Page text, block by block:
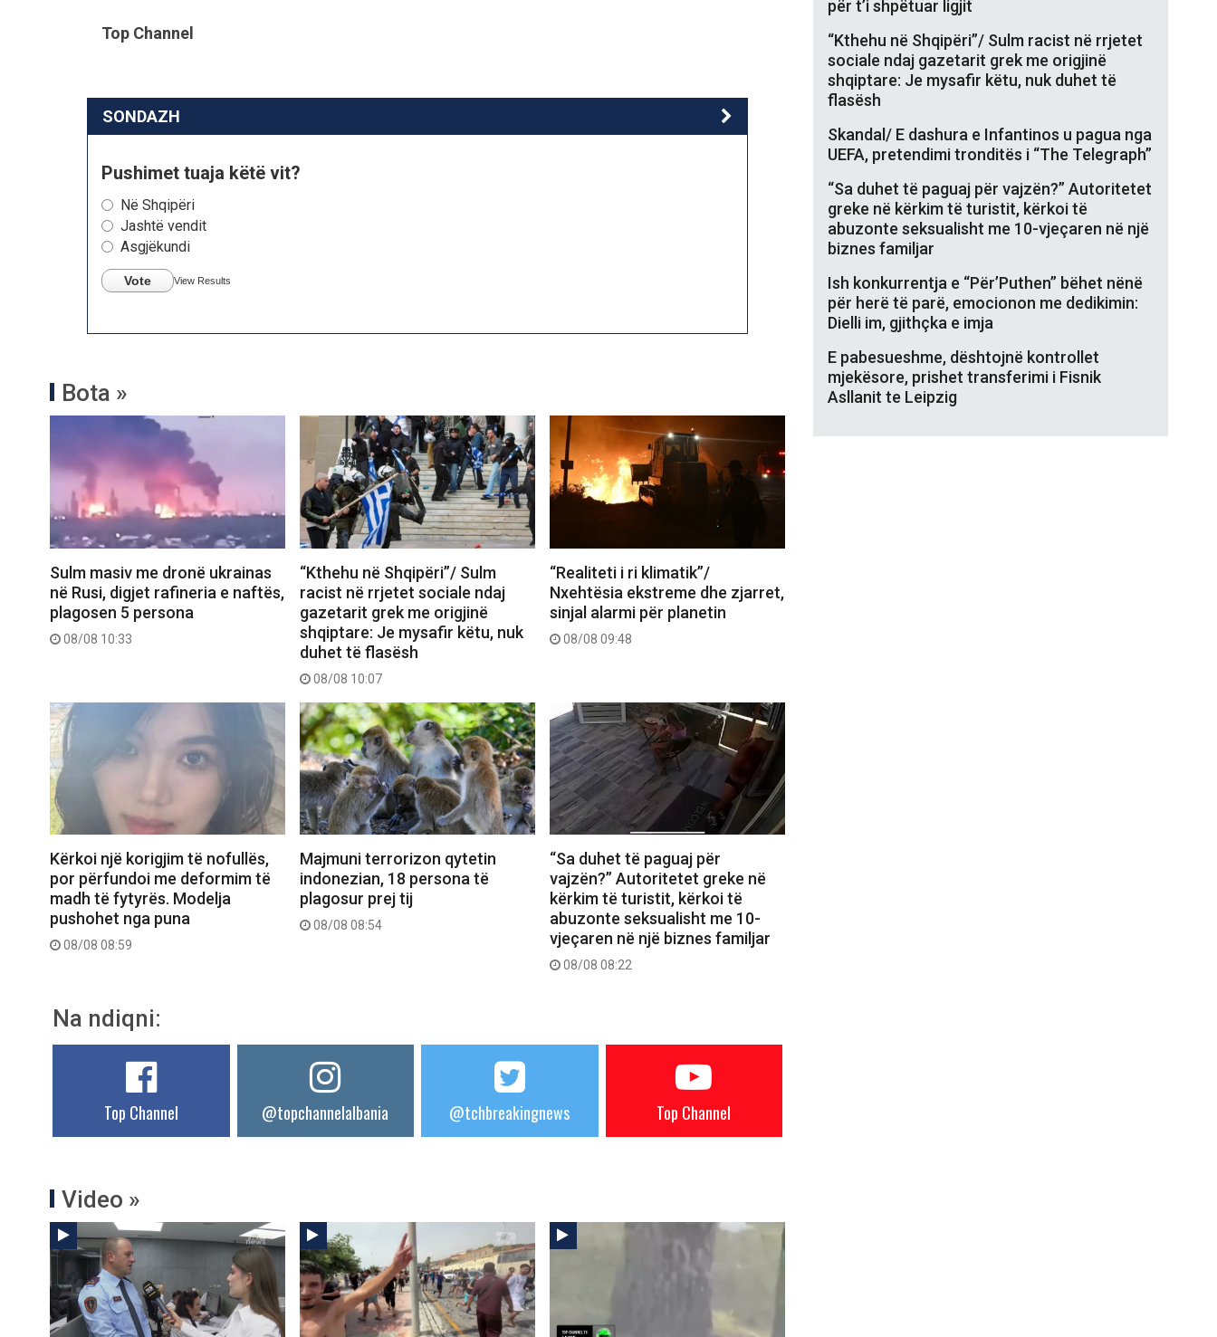
Top Channel
SONDAZH
Pushimet tuaja këtë vit?
Në Shqipëri
Jashtë vendit
Asgjëkundi
Vote View Results
Bota »
Sulm masiv me dronë ukrainas
në Rusi, digjet rafineria e naftës,
plagosen 5 persona
08/08 10:33
“Kthehu në Shqipëri”/ Sulm
racist në rrjetet sociale ndaj
gazetarit grek me origjinë
shqiptare: Je mysafir këtu, nuk
duhet të flasësh
08/08 10:07
“Realiteti i ri klimatik”/
Nxehtësia ekstreme dhe zjarret,
sinjal alarmi për planetin
08/08 09:48
Kërkoi një korigjim të nofullës,
por përfundoi me deformim të
madh të fytyrës. Modelja
pushohet nga puna
08/08 08:59
Majmuni terrorizon qytetin
indonezian, 18 persona të
plagosur prej tij
08/08 08:54
“Sa duhet të paguaj për
vajzën?” Autoritetet greke në
kërkim të turistit, kërkoi të
abuzonte seksualisht me 10-
vjeçaren në një biznes familjar
08/08 08:22
Na ndiqni:
Top Channel @topchannelalbania @tchbreakingnews Top Channel
Video »
për t’i shpëtuar ligjit
“Kthehu në Shqipëri”/ Sulm racist në rrjetet
sociale ndaj gazetarit grek me origjinë
shqiptare: Je mysafir këtu, nuk duhet të
flasësh
Skandal/ E dashura e Infantinos u pagua nga
UEFA, pretendimi tronditës i “The Telegraph”
“Sa duhet të paguaj për vajzën?” Autoritetet
greke në kërkim të turistit, kërkoi të
abuzonte seksualisht me 10-vjeçaren në një
biznes familjar
Ish konkurrentja e “Për’Puthen” bëhet nënë
për herë të parë, emocionon me dedikimin:
Dielli im, gjithçka e imja
E pabesueshme, dështojnë kontrollet
mjekësore, prishet transferimi i Fisnik
Asllanit te Leipzig